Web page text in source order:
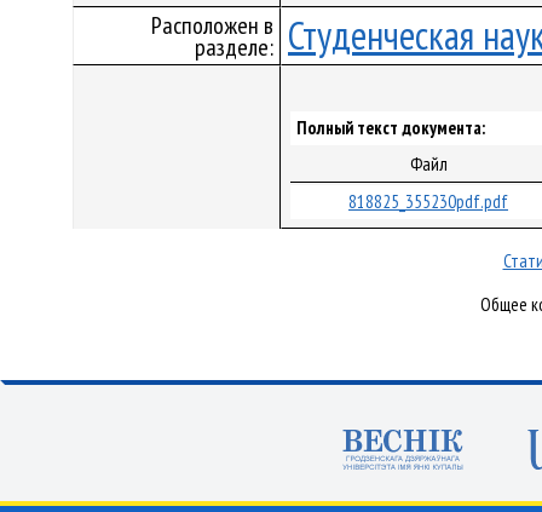
Расположен в
разделе: Студенческая
Полный текст документа:
Файл
818825_355230pdf.pdf
Общее